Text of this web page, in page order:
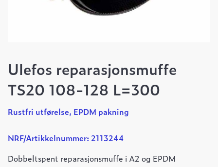
Ulefos reparasjonsmuffe
TS20 108-128 L=300
Rustfri utførelse, EPDM pakning
NRF/Artikkelnummer: 2113244
Dobbeltspent reparasjonsmuffe i A2 og EPDM